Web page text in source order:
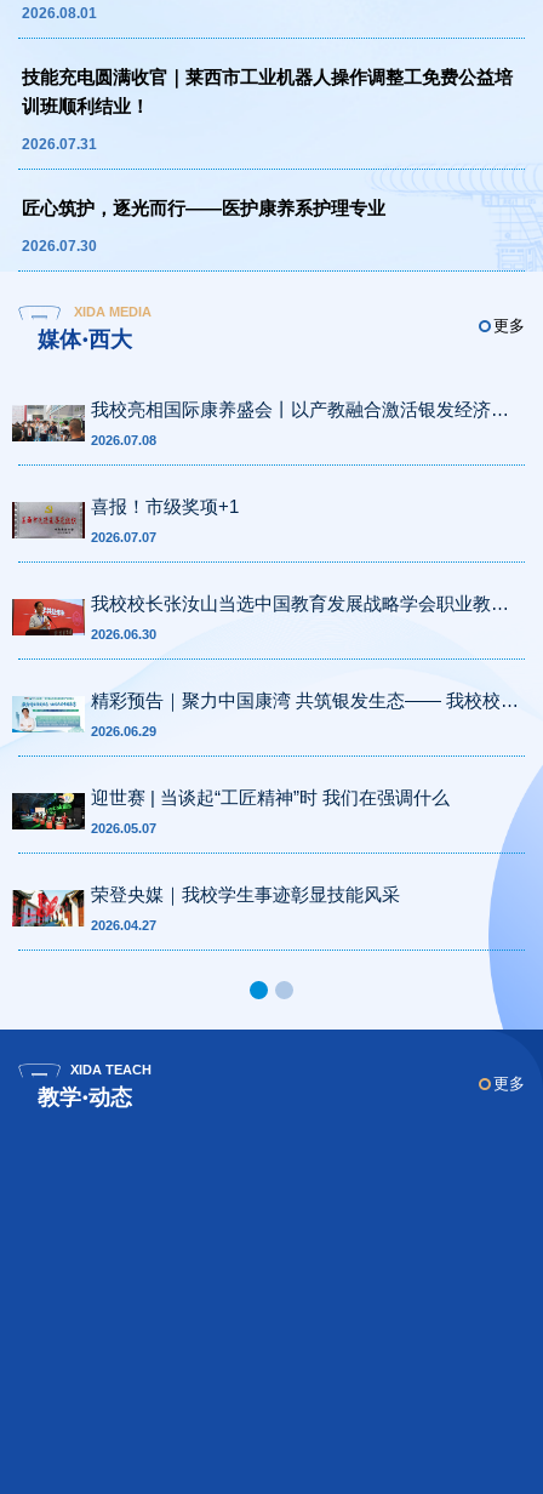
2026.08.01
技能充电圆满收官｜莱西市工业机器人操作调整工免费公益培
训班顺利结业！
2026.07.31
匠心筑护，逐光而行——医护康养系护理专业
2026.07.30
XIDA MEDIA
媒体·西大
更多
我校亮相国际康养盛会丨以产教融合激活银发经济新
动能
2026.07.08
喜报！市级奖项+1
2026.07.07
我校校长张汝山当选中国教育发展战略学会职业教育
专委会首届常务理事
2026.06.30
精彩预告｜聚力中国康湾 共筑银发生态—— 我校校长
张汝山亮相青岛国际康养产业博览会
2026.06.29
迎世赛 | 当谈起“工匠精神”时 我们在强调什么
2026.05.07
荣登央媒｜我校学生事迹彰显技能风采
2026.04.27
XIDA TEACH
教学·动态
更多